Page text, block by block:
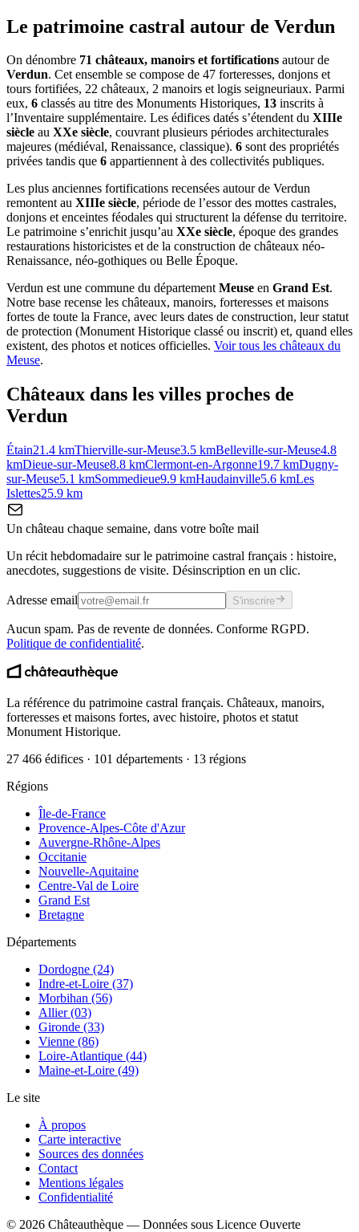
Le patrimoine castral autour de Verdun
On dénombre 71 châteaux, manoirs et fortifications autour de
Verdun. Cet ensemble se compose de 47 forteresses, donjons et
tours fortifiées, 22 châteaux, 2 manoirs et logis seigneuriaux. Parmi
eux, 6 classés au titre des Monuments Historiques, 13 inscrits à
l’Inventaire supplémentaire. Les édifices datés s’étendent du XIIIe
siècle au XXe siècle, couvrant plusieurs périodes architecturales
majeures (médiéval, Renaissance, classique). 6 sont des propriétés
privées tandis que 6 appartiennent à des collectivités publiques.
Les plus anciennes fortifications recensées autour de Verdun
remontent au XIIIe siècle, période de l’essor des mottes castrales,
donjons et enceintes féodales qui structurent la défense du territoire.
Le patrimoine s’enrichit jusqu’au XXe siècle, époque des grandes
restaurations historicistes et de la construction de châteaux néo-
Renaissance, néo-gothiques ou Belle Époque.
Verdun est une commune du départementMeuse en Grand Est.
Notre base recense les châteaux, manoirs, forteresses et maisons
fortes de toute la France, avec leurs dates de construction, leur statut
de protection (Monument Historique classé ou inscrit) et, quand elles
existent, des photos et notices officielles. Voir tous les châteaux du
Meuse.
Châteaux dans les villes proches de
Verdun
Étain21.4 kmThierville-sur-Meuse3.5 kmBelleville-sur-Meuse4.8
kmDieue-sur-Meuse8.8 kmClermont-en-Argonne19.7 kmDugny-
sur-Meuse5.1 kmSommedieue9.9 kmHaudainville5.6 kmLes
Islettes25.9 km
Un château chaque semaine, dans votre boîte mail
Un récit hebdomadaire sur le patrimoine castral français : histoire,
anecdotes, suggestions de visite. Désinscription en un clic.
Adresse email S'inscrire
Aucun spam. Pas de revente de données. Conforme RGPD.
Politique de confidentialité.
La référence du patrimoine castral français. Châteaux, manoirs,
forteresses et maisons fortes, avec histoire, photos et statut
Monument Historique.
27 466 édifices · 101 départements · 13 régions
Régions
Île-de-France
Provence-Alpes-Côte d'Azur
Auvergne-Rhône-Alpes
Occitanie
Nouvelle-Aquitaine
Centre-Val de Loire
Grand Est
Bretagne
Départements
Dordogne (24)
Indre-et-Loire (37)
Morbihan (56)
Allier (03)
Gironde (33)
Vienne (86)
Loire-Atlantique (44)
Maine-et-Loire (49)
Le site
À propos
Carte interactive
Sources des données
Contact
Mentions légales
Confidentialité
© 2026 Châteauthèque — Données sous Licence Ouverte